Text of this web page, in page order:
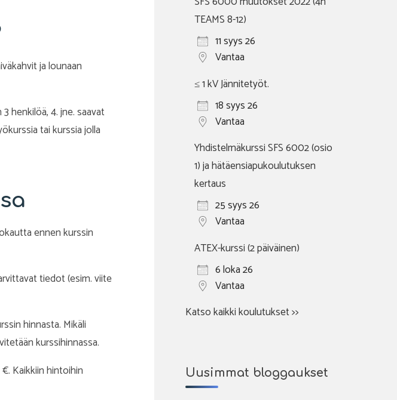
ja lounaan
henkilöä, 4. jne. saavat
tai kurssia jolla
ennen kurssin
tiedot (esim. viite
hinnasta. Mikäli
kurssihinnassa.
Kaikkiin hintoihin
TEAMS 8-12)
11 syys 26
Vantaa
≤ 1 kV Jännitetyöt.
18 syys 26
Vantaa
Yhdistelmäkurssi SFS 6002 (osio
1) ja hätäensiapukoulutuksen
kertaus
25 syys 26
Vantaa
ATEX-kurssi (2 päiväinen)
6 loka 26
Vantaa
Katso kaikki koulutukset >>
Uusimmat bloggaukset